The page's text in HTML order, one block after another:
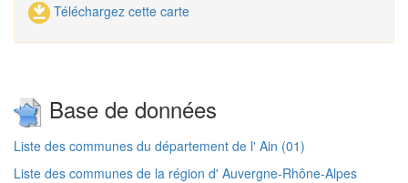
Téléchargez cette carte
Base de données
Liste des communes du département de l' Ain (01)
Liste des communes de la région d' Auvergne-Rhône-Alpes